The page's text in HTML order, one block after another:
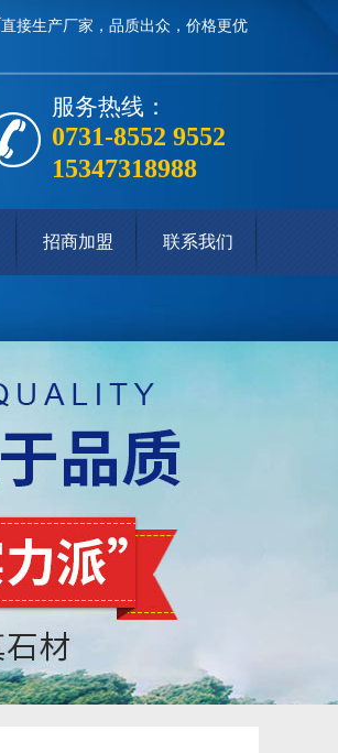
直接生产厂家，品质出众，价格更优
服务热线：
0731-8552 9552
15347318988
招商加盟 联系我们